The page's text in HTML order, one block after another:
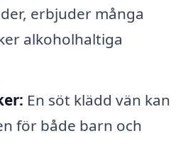
erbjuder många
alkoholhaltiga
En söt klädd vän kan
för både barn och